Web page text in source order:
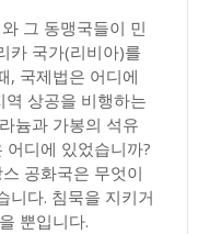
그 동맹국들이 민
카 국가(리비아)를
, 국제법은 어디에
역 상공을 비행하는
늄과 가봉의 석유
디에 있었습니까?
공화국은 무엇이
니다. 침묵을 지키거
뿐입니다.